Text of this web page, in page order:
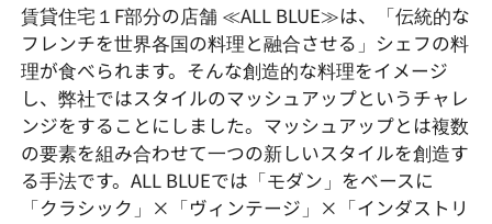
賃貸住宅１F部分の店舗 ≪ALL BLUE≫は、「伝統的な
フレンチを世界各国の料理と融合させる」シェフの料
理が食べられます。そんな創造的な料理をイメージ
し、弊社ではスタイルのマッシュアップというチャレ
ンジをすることにしました。マッシュアップとは複数
の要素を組み合わせて一つの新しいスタイルを創造す
る手法です。ALL BLUEでは「モダン」をベースに
「クラシック」×「ヴィンテージ」×「インダストリ